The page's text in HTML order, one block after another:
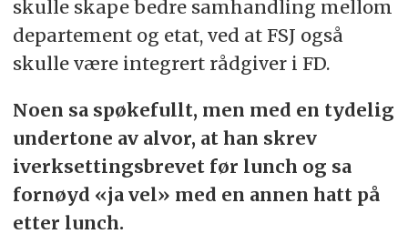
skulle skape bedre samhandling mellom
departement og etat, ved at FSJ også
skulle være integrert rådgiver i FD.
Noen sa spøkefullt, men med en tydelig
undertone av alvor, at han skrev
iverksettingsbrevet før lunch og sa
fornøyd «ja vel» med en annen hatt på
etter lunch.